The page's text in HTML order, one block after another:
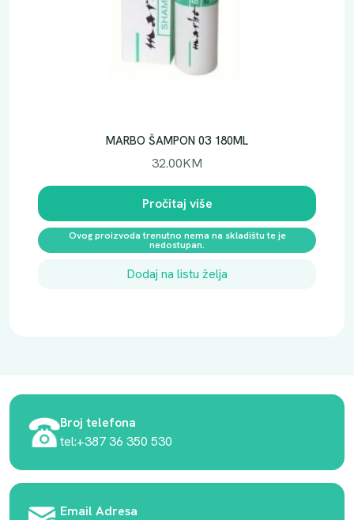
MARBO ŠAMPON 03 180ML
32.00KM
Pročitaj više
Ovog proizvoda trenutno nema na skladištu te je
nedostupan.
Dodaj na listu želja
Broj telefona
tel:+387 36 350 530
Email Adresa